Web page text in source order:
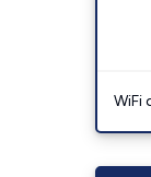
WiFi